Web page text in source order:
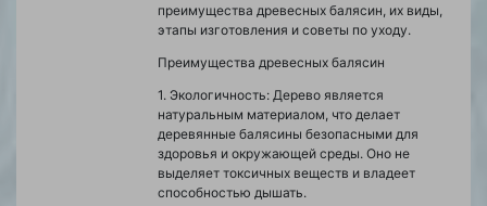
преимущества древесных балясин, их виды,
этапы изготовления и советы по уходу.
Преимущества древесных балясин
1. Экологичность: Дерево является
натуральным материалом, что делает
деревянные балясины безопасными для
здоровья и окружающей среды. Оно не
выделяет токсичных веществ и владеет
способностью дышать.